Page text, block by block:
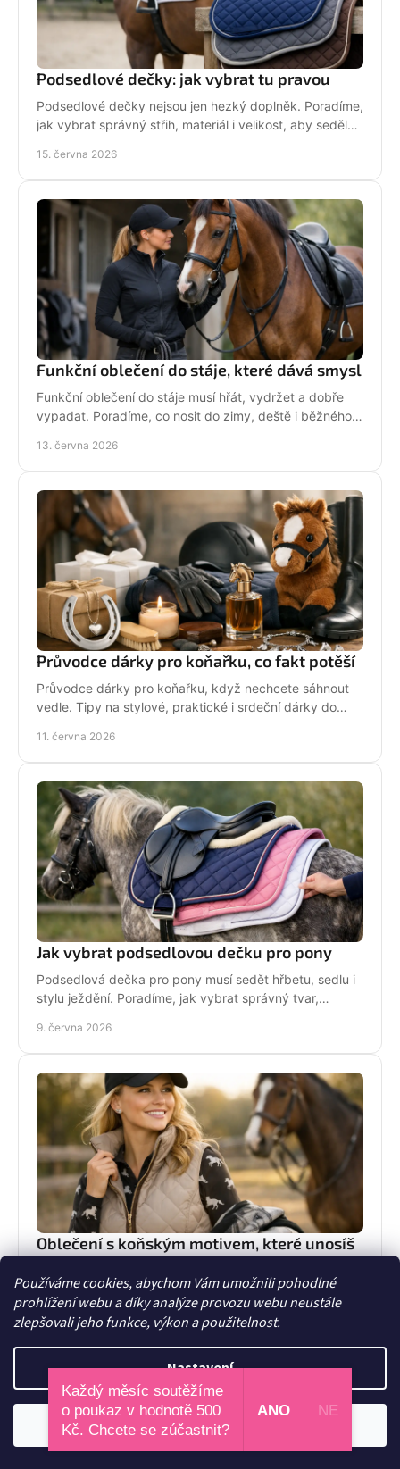
Používáme cookies, abychom Vám umožnili pohodlné
prohlížení webu a díky analýze provozu webu neustále
zlepšovali jeho funkce, výkon a použitelnost.
Nastavení
Odmítnout
Podsedlové dečky: jak vybrat tu pravou
Podsedlové dečky nejsou jen hezký doplněk. Poradíme,
jak vybrat správný střih, materiál i velikost, aby seděly
15. června 2026
Funkční oblečení do stáje, které dává smysl
Funkční oblečení do stáje musí hřát, vydržet a dobře
vypadat. Poradíme, co nosit do zimy, deště i běžného
13. června 2026
Průvodce dárky pro koňařku, co fakt potěší
Průvodce dárky pro koňařku, když nechcete sáhnout
vedle. Tipy na stylové, praktické i srdeční dárky do
11. června 2026
Jak vybrat podsedlovou dečku pro pony
Podsedlová dečka pro pony musí sedět hřbetu, sedlu i
stylu ježdění. Poradíme, jak vybrat správný tvar,
9. června 2026
Oblečení s koňským motivem, které unosíš
praktické. Poradíme, jak vybírat kousky do stáje, do
města i na dny, kdy chceš být sama sebou.
7. června 2026
Každý měsíc soutěžíme
o poukaz v hodnotě 500
Kč. Chcete se zúčastnit?
ANO NE